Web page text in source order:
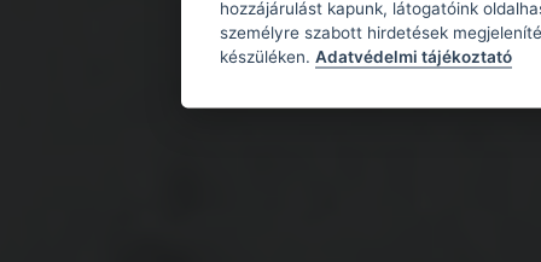
hozzájárulást kapunk, látogatóink
személyre szabott hirdetések
készüléken. Adatvédelmi tájékoztató